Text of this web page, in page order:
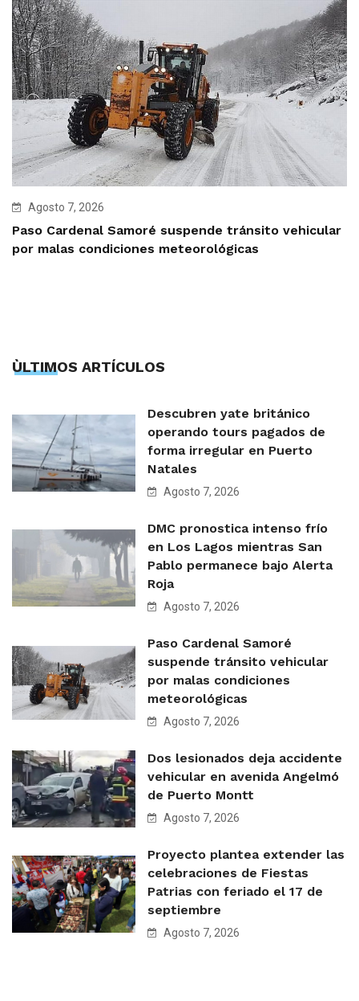
Agosto 7, 2026
Paso Cardenal Samoré suspende tránsito vehicular
por malas condiciones meteorológicas
ÙLTIMOS ARTÍCULOS
Descubren yate británico
operando tours pagados de
forma irregular en Puerto
Natales
Agosto 7, 2026
DMC pronostica intenso frío
en Los Lagos mientras San
Pablo permanece bajo Alerta
Roja
Agosto 7, 2026
Paso Cardenal Samoré
suspende tránsito vehicular
por malas condiciones
meteorológicas
Agosto 7, 2026
Dos lesionados deja accidente
vehicular en avenida Angelmó
de Puerto Montt
Agosto 7, 2026
Proyecto plantea extender las
celebraciones de Fiestas
Patrias con feriado el 17 de
septiembre
Agosto 7, 2026